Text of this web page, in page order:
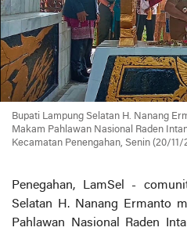
Bupati Lampung Selatan H. Nanang
Makam Pahlawan Nasional Raden
Kecamatan Penengahan, Senin (20/11/
Penegahan, LamSel -
Selatan H. Nanang Ermanto
Pahlawan Nasional Raden